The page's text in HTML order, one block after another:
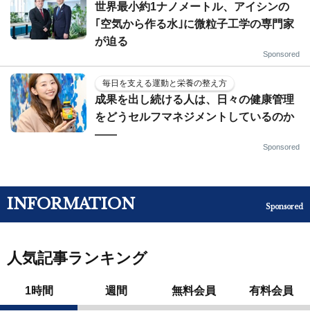
世界最小約1ナノメートル、アイシンの
｢空気から作る水｣に微粒子工学の専門家
が迫る
Sponsored
毎日を支える運動と栄養の整え方
成果を出し続ける人は、日々の健康管理
をどうセルフマネジメントしているのか
——
Sponsored
INFORMATION Sponsored
人気記事ランキング
1時間 週間 無料会員 有料会員